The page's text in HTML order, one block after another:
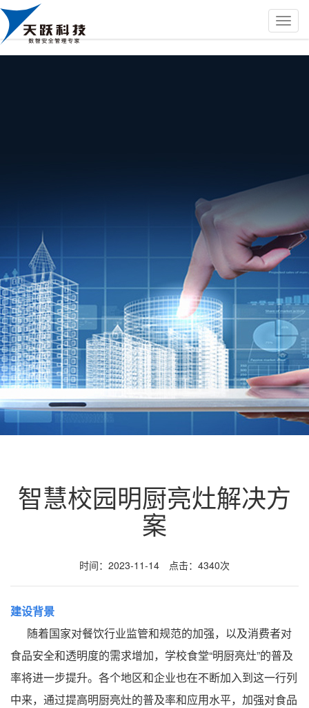
智慧校园明厨亮灶解决方
案
时间：2023-11-14 点击：4340次
建设背景
随着国家对餐饮行业监管和规范的加强，以及消费者对
食品安全和透明度的需求增加，学校食堂“明厨亮灶”的普及
率将进一步提升。各个地区和企业也在不断加入到这一行列
中来，通过提高明厨亮灶的普及率和应用水平，加强对食品